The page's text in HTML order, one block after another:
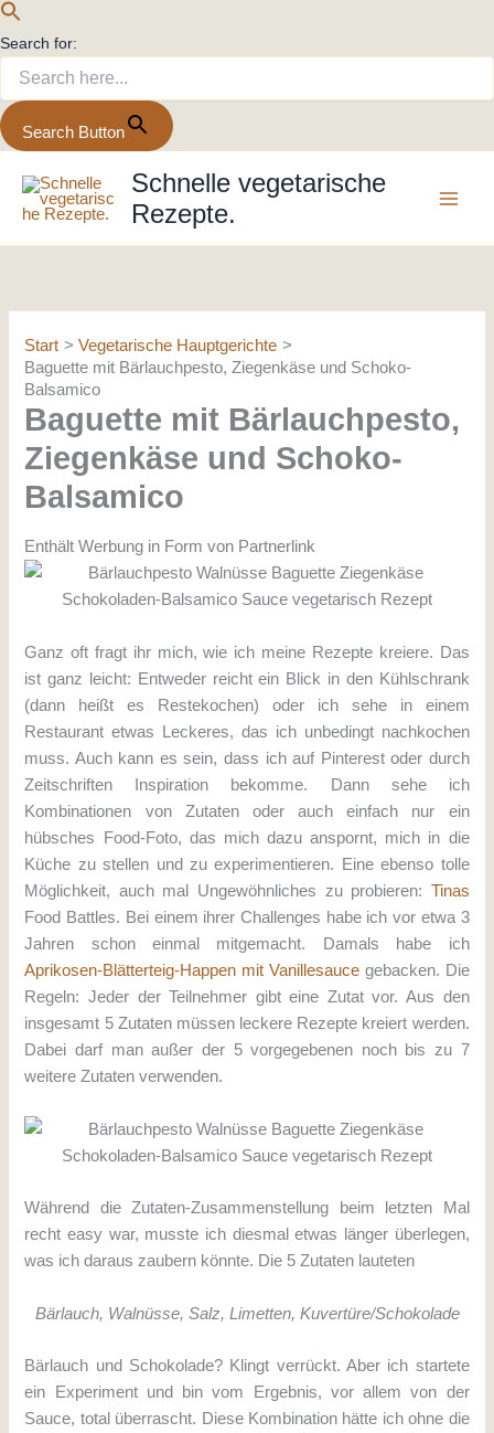
Search for:
Search Button
Inhalt
springen
Schnelle vegetarische
Rezepte.
Start
Vegetarische Hauptgerichte
Baguette mit Bärlauchpesto, Ziegenkäse und Schoko-
Balsamico
Baguette mit Bärlauchpesto,
Ziegenkäse und Schoko-
Balsamico
Enthält Werbung in Form von Partnerlink
Ganz oft fragt ihr mich, wie ich meine Rezepte kreiere. Das
ist ganz leicht: Entweder reicht ein Blick in den Kühlschrank
(dann heißt es Restekochen) oder ich sehe in einem
Restaurant etwas Leckeres, das ich unbedingt nachkochen
muss. Auch kann es sein, dass ich auf Pinterest oder durch
Zeitschriften Inspiration bekomme. Dann sehe ich
Kombinationen von Zutaten oder auch einfach nur ein
hübsches Food-Foto, das mich dazu anspornt, mich in die
Küche zu stellen und zu experimentieren. Eine ebenso tolle
Möglichkeit, auch mal Ungewöhnliches zu probieren: Tinas
Food Battles. Bei einem ihrer Challenges habe ich vor etwa 3
Jahren schon einmal mitgemacht. Damals habe ich
Aprikosen-Blätterteig-Happen mit Vanillesauce gebacken. Die
Regeln: Jeder der Teilnehmer gibt eine Zutat vor. Aus den
insgesamt 5 Zutaten müssen leckere Rezepte kreiert werden.
Dabei darf man außer der 5 vorgegebenen noch bis zu 7
weitere Zutaten verwenden.
Während die Zutaten-Zusammenstellung beim letzten Mal
recht easy war, musste ich diesmal etwas länger überlegen,
was ich daraus zaubern könnte. Die 5 Zutaten lauteten
Bärlauch, Walnüsse, Salz, Limetten, Kuvertüre/Schokolade
Bärlauch und Schokolade? Klingt verrückt. Aber ich startete
ein Experiment und bin vom Ergebnis, vor allem von der
Sauce, total überrascht. Diese Kombination hätte ich ohne die